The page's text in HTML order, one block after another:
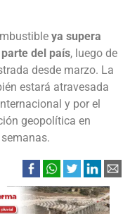
ya supera
del país, luego de
desde marzo. La
estará atravesada
y por el
geopolítica en